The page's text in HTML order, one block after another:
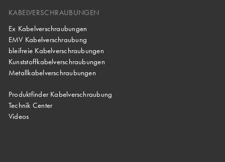
KABELVERSCHRAUBUNGEN
Ex Kabelverschraubungen
EMV Kabelverschraubung
bleifreie Kabelverschraubungen
Kunststoffkabelverschraubungen
Metallkabelverschraubungen
Produktfinder Kabelverschraubung
Technik Center
Videos